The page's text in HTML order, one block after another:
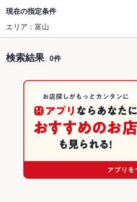
現在の指定条件
エリア：富山
検索結果 0件